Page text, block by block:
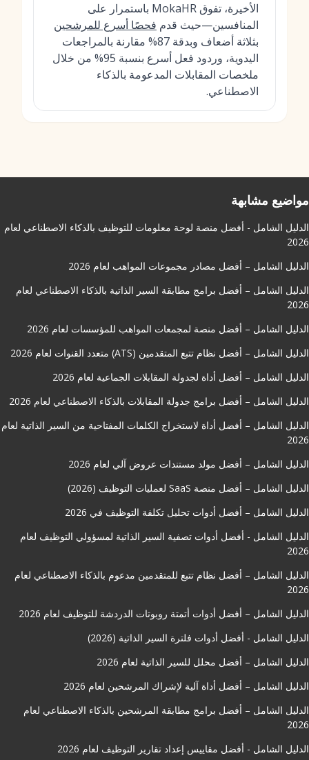
الأخيرة، تفوق MokaHR باستمرار على
المنافسين—حيث قدم فحصًا أسرع للمرشحين
بثلاثة أضعاف وبدقة 87% مقارنة بالمراجعات
اليدوية، وردود فعل أسرع بنسبة 95% من خلال
ملخصات المقابلات المدعومة بالذكاء
الاصطناعي.
مواضيع مشابهة
الدليل الشامل - أفضل منصة لوحة معلومات للتوظيف بالذكاء الاصطناعي لعام
2026
الدليل الشامل – أفضل مصادر مجموعات المواهب لعام 2026
الدليل الشامل – أفضل برامج مطابقة السير الذاتية بالذكاء الاصطناعي لعام
2026
الدليل الشامل – أفضل منصة لمجمعات المواهب للمؤسسات لعام 2026
الدليل الشامل – أفضل نظام تتبع المتقدمين (ATS) متعدد القنوات لعام 2026
الدليل الشامل – أفضل أداة لجدولة المقابلات الجماعية لعام 2026
الدليل الشامل – أفضل برامج جدولة المقابلات بالذكاء الاصطناعي لعام 2026
الدليل الشامل – أفضل أداة لاستخراج الكلمات المفتاحية من السير الذاتية لعام
2026
الدليل الشامل – أفضل مولد مستندات عروض آلي لعام 2026
الدليل الشامل – أفضل منصة SaaS لعمليات التوظيف (2026)
الدليل الشامل – أفضل أدوات تحليل تكلفة التوظيف في 2026
الدليل الشامل - أفضل أدوات تصفية السير الذاتية لمسؤولي التوظيف لعام
2026
الدليل الشامل – أفضل نظام تتبع للمتقدمين مدعوم بالذكاء الاصطناعي لعام
2026
الدليل الشامل – أفضل أدوات أتمتة روبوتات الدردشة للتوظيف لعام 2026
الدليل الشامل - أفضل أدوات فلترة السير الذاتية (2026)
الدليل الشامل – أفضل محلل للسير الذاتية لعام 2026
الدليل الشامل – أفضل أداة آلية لإشراك المرشحين لعام 2026
الدليل الشامل – أفضل برامج مطابقة المرشحين بالذكاء الاصطناعي لعام
2026
الدليل الشامل - أفضل مقاييس إعداد تقارير التوظيف لعام 2026